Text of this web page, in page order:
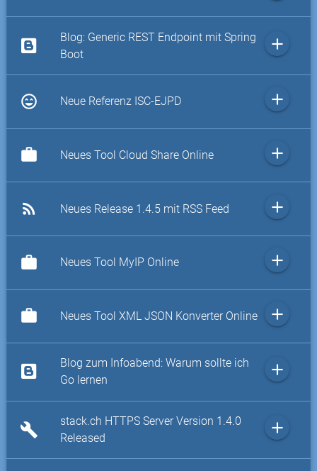
Blog: Generic REST Endpoint mit Spring
Boot
add
sentiment_very_satisfied Neue Referenz ISC-EJPD add
work Neues Tool Cloud Share Online add
rss_feed Neues Release 1.4.5 mit RSS Feed add
work Neues Tool MyIP Online add
work Neues Tool XML JSON Konverter Online add
Blog zum Infoabend: Warum sollte ich
Go lernen
add
build
stack.ch HTTPS Server Version 1.4.0
Released
add